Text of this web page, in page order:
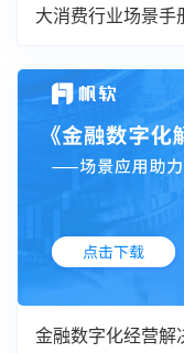
大消费行业场景手
金融数字化经营解